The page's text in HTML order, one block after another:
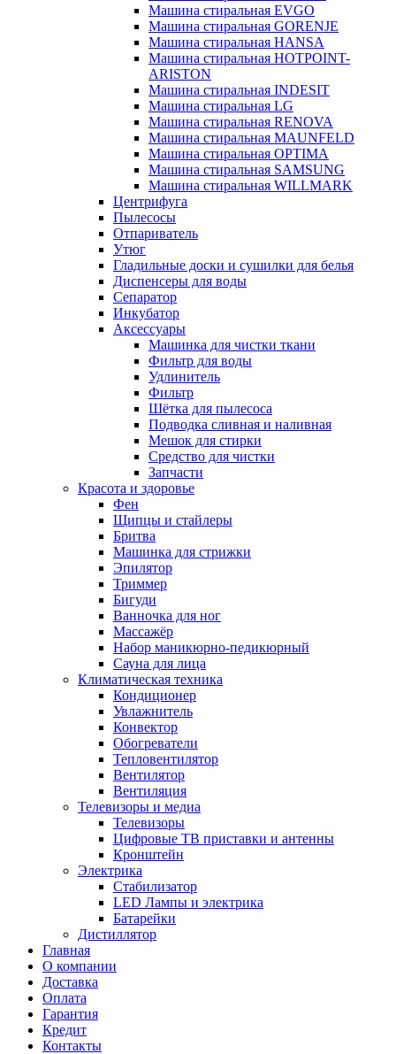
Машина стиральная EVGO
Машина стиральная GORENJE
Машина стиральная HANSA
Машина стиральная HOTPOINT-
ARISTON
Машина стиральная INDESIT
Машина стиральная LG
Машина стиральная RENOVA
Машина стиральная MAUNFELD
Машина стиральная OPTIMA
Машина стиральная SAMSUNG
Машина стиральная WILLMARK
Центрифуга
Пылесосы
Отпариватель
Утюг
Гладильные доски и сушилки для белья
Диспенсеры для воды
Сепаратор
Инкубатор
Аксессуары
Машинка для чистки ткани
Фильтр для воды
Удлинитель
Фильтр
Шётка для пылесоса
Подводка сливная и наливная
Мешок для стирки
Средство для чистки
Запчасти
Красота и здоровье
Фен
Щипцы и стайлеры
Бритва
Машинка для стрижки
Эпилятор
Триммер
Бигуди
Ванночка для ног
Массажёр
Набор маникюрно-педикюрный
Сауна для лица
Климатическая техника
Кондиционер
Увлажнитель
Конвектор
Обогреватели
Тепловентилятор
Вентилятор
Вентиляция
Телевизоры и медиа
Телевизоры
Цифровые ТВ приставки и антенны
Кронштейн
Электрика
Стабилизатор
LED Лампы и электрика
Батарейки
Дистиллятор
Главная
О компании
Доставка
Оплата
Гарантия
Кредит
Контакты